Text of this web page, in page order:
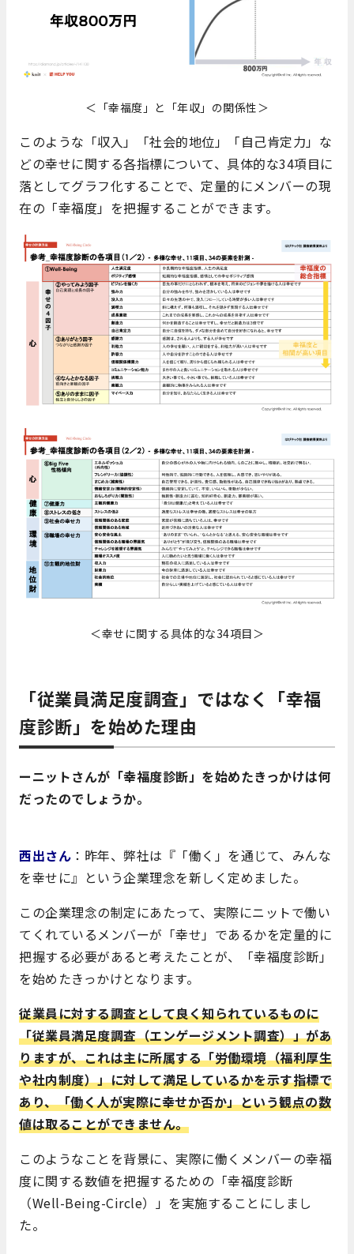
＜「幸福度」と「年収」の関係性＞
このような「収入」「社会的地位」「自己肯定力」な
どの幸せに関する各指標について、具体的な34項目に
落としてグラフ化することで、定量的にメンバーの現
在の「幸福度」を把握することができます。
＜幸せに関する具体的な34項目＞
「従業員満足度調査」ではなく「幸福
度診断」を始めた理由
ーニットさんが「幸福度診断」を始めたきっかけは何
だったのでしょうか。
西出さん ：昨年、弊社は『「働く」を通じて、みんな
を幸せに』という企業理念を新しく定めました。
この企業理念の制定にあたって、実際にニットで働い
てくれているメンバーが「幸せ」であるかを定量的に
把握する必要があると考えたことが、「幸福度診断」
を始めたきっかけとなります。
従業員に対する調査として良く知られているものに
「従業員満足度調査（エンゲージメント調査）」があ
りますが、これは主に所属する「労働環境（福利厚生
や社内制度）」に対して満足しているかを示す指標で
あり、「働く人が実際に幸せか否か」という観点の数
値は取ることができません。
このようなことを背景に、実際に働くメンバーの幸福
度に関する数値を把握するための「幸福度診断
（Well-Being-Circle）」を実施することにしまし
た。